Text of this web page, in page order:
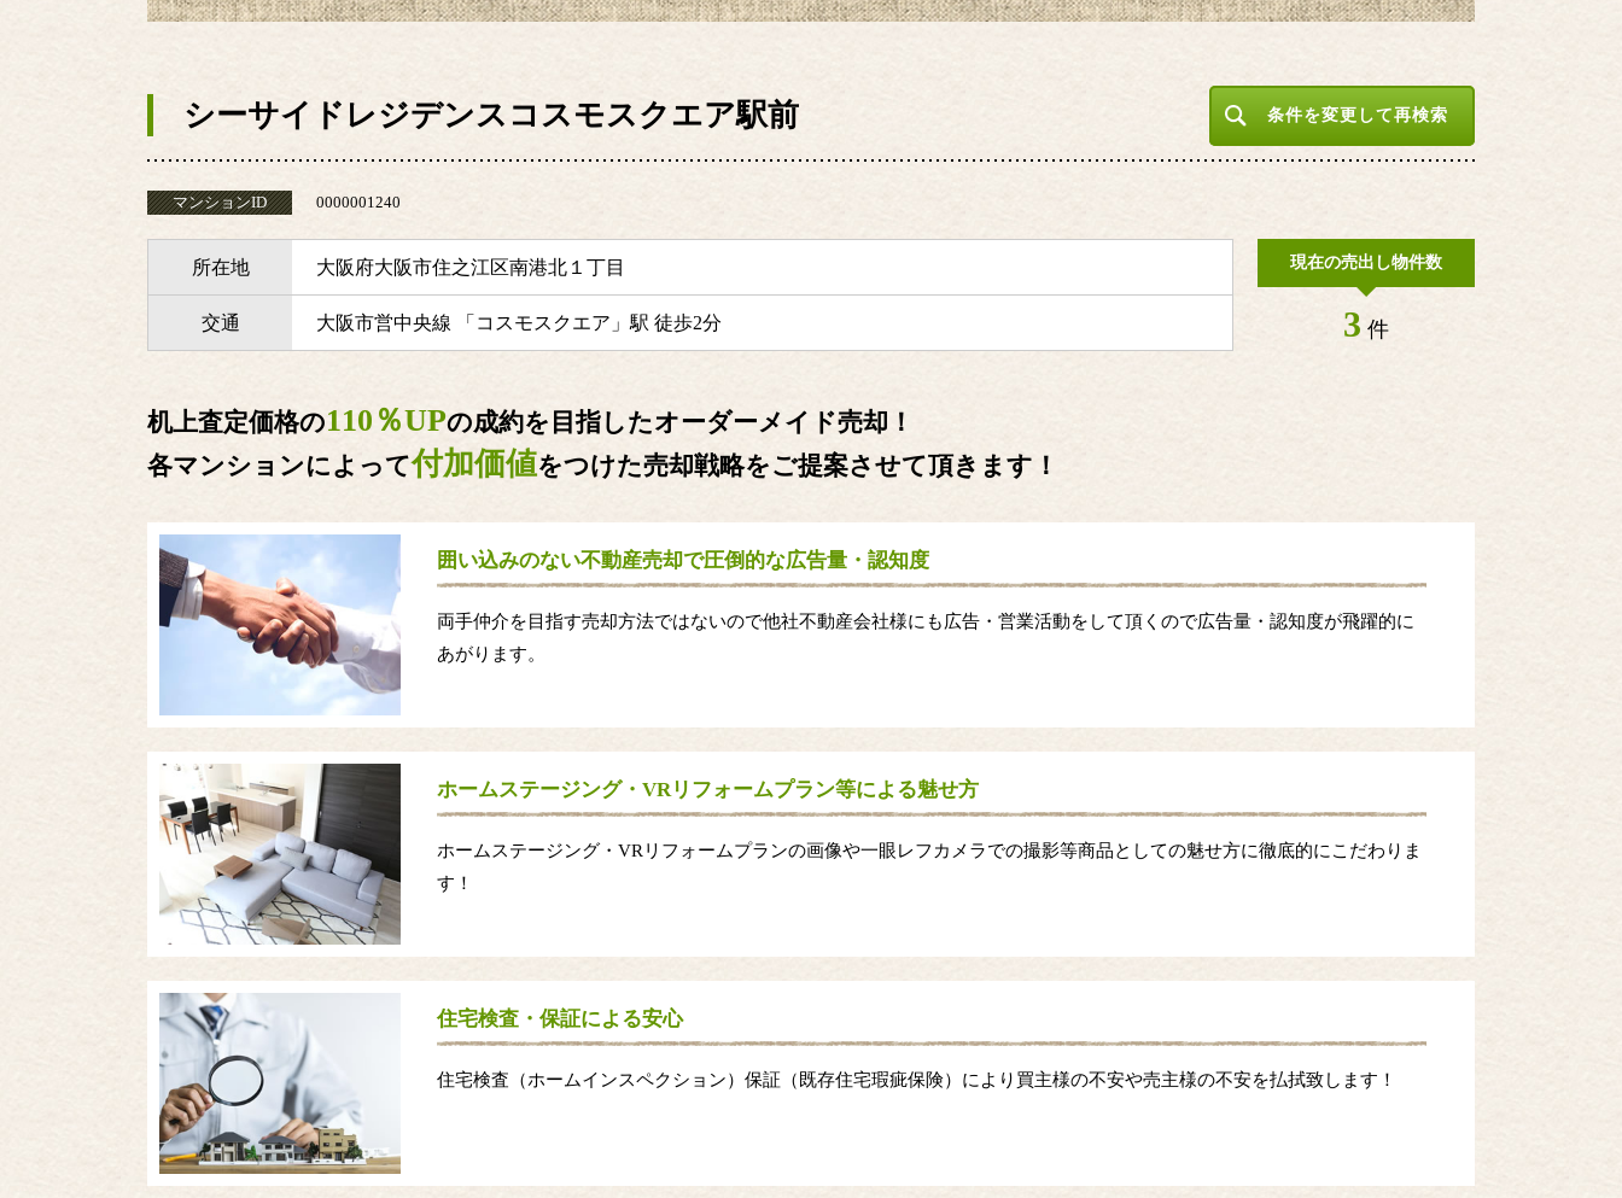
シーサイドレジデンスコスモスクエア駅前 条件を変更して再検索
マンションID 0000001240
所在地 大阪府大阪市住之江区南港北１丁目
交通 大阪市営中央線 「コスモスクエア」駅 徒歩2分
現在の売出し物件数
3 件
机上査定価格の110％UPの成約を目指したオーダーメイド売却！
各マンションによって付加価値をつけた売却戦略をご提案させて頂きます！
囲い込みのない不動産売却で圧倒的な広告量・認知度
両手仲介を目指す売却方法ではないので他社不動産会社様にも広告・営業活動をして頂くので広告量・認知度が飛躍的に
あがります。
ホームステージング・VRリフォームプラン等による魅せ方
ホームステージング・VRリフォームプランの画像や一眼レフカメラでの撮影等商品としての魅せ方に徹底的にこだわりま
す！
住宅検査・保証による安心
住宅検査（ホームインスペクション）保証（既存住宅瑕疵保険）により買主様の不安や売主様の不安を払拭致します！